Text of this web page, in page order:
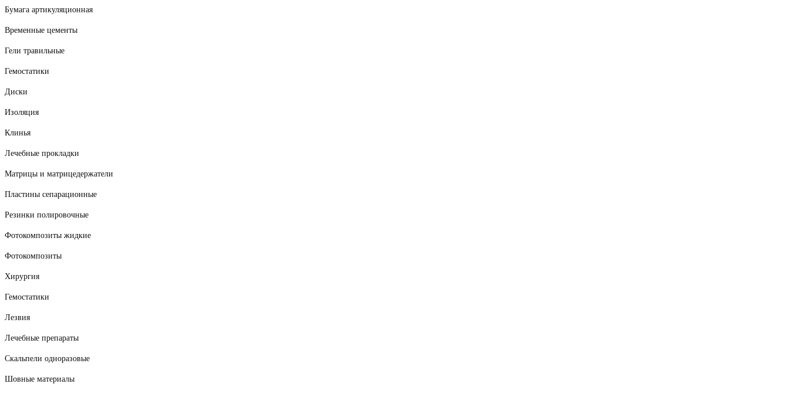
Бумага артикуляционная
Временные цементы
Гели травильные
Гемостатики
Диски
Изоляция
Клинья
Лечебные прокладки
Матрицы и матрицедержатели
Пластины сепарационные
Резинки полировочные
Фотокомпозиты жидкие
Фотокомпозиты
Хирургия
Гемостатики
Лезвия
Лечебные препараты
Скальпели одноразовые
Шовные материалы